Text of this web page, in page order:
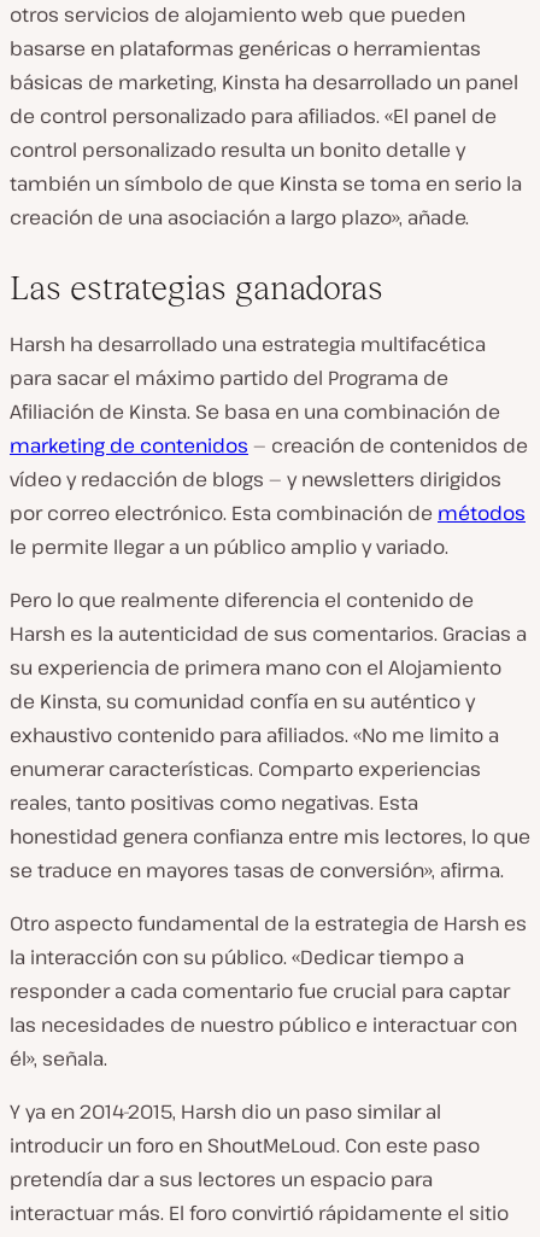
otros servicios de alojamiento web que pueden
basarse en plataformas genéricas o herramientas
básicas de marketing, Kinsta ha desarrollado un panel
de control personalizado para afiliados. «El panel de
control personalizado resulta un bonito detalle y
también un símbolo de que Kinsta se toma en serio la
creación de una asociación a largo plazo», añade.
Las estrategias ganadoras
Harsh ha desarrollado una estrategia multifacética
para sacar el máximo partido del Programa de
Afiliación de Kinsta. Se basa en una combinación de
marketing de contenidos — creación de contenidos de
vídeo y redacción de blogs — y newsletters dirigidos
por correo electrónico. Esta combinación de métodos
le permite llegar a un público amplio y variado.
Pero lo que realmente diferencia el contenido de
Harsh es la autenticidad de sus comentarios. Gracias a
su experiencia de primera mano con el Alojamiento
de Kinsta, su comunidad confía en su auténtico y
exhaustivo contenido para afiliados. «No me limito a
enumerar características. Comparto experiencias
reales, tanto positivas como negativas. Esta
honestidad genera confianza entre mis lectores, lo que
se traduce en mayores tasas de conversión», afirma.
Otro aspecto fundamental de la estrategia de Harsh es
la interacción con su público. «Dedicar tiempo a
responder a cada comentario fue crucial para captar
las necesidades de nuestro público e interactuar con
él», señala.
Y ya en 2014-2015, Harsh dio un paso similar al
introducir un foro en ShoutMeLoud. Con este paso
pretendía dar a sus lectores un espacio para
interactuar más. El foro convirtió rápidamente el sitio